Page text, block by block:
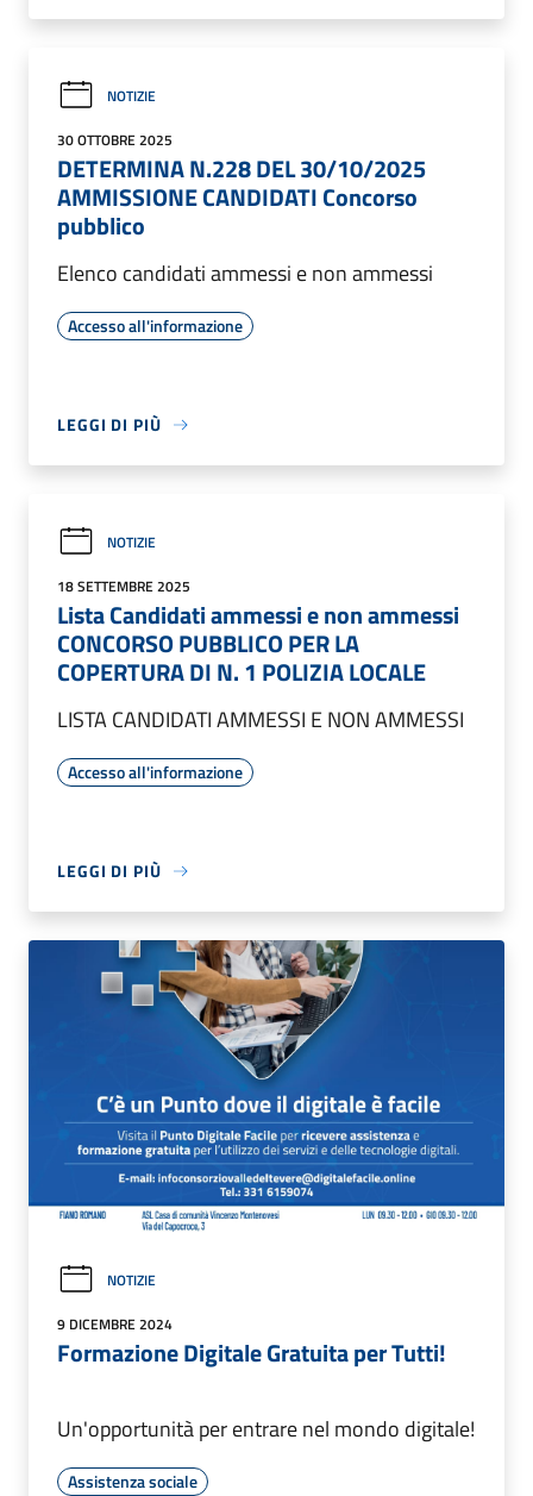
NOTIZIE
30 OTTOBRE 2025
DETERMINA N.228 DEL 30/10/2025
AMMISSIONE CANDIDATI Concorso
pubblico
Elenco candidati ammessi e non ammessi
Accesso all'informazione
LEGGI DI PIÙ
NOTIZIE
18 SETTEMBRE 2025
Lista Candidati ammessi e non ammessi
CONCORSO PUBBLICO PER LA
COPERTURA DI N. 1 POLIZIA LOCALE
LISTA CANDIDATI AMMESSI E NON AMMESSI
Accesso all'informazione
LEGGI DI PIÙ
NOTIZIE
9 DICEMBRE 2024
Formazione Digitale Gratuita per Tutti!
Un'opportunità per entrare nel mondo digitale!
Assistenza sociale